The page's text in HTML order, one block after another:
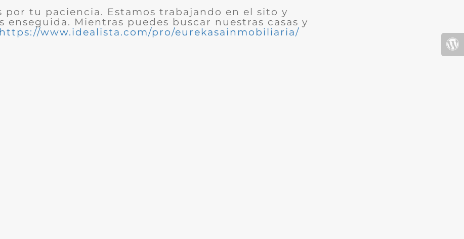
por tu paciencia. Estamos trabajando en el sito y
enseguida. Mientras puedes buscar nuestras casas y
https://www.idealista.com/pro/eurekasainmobiliaria/